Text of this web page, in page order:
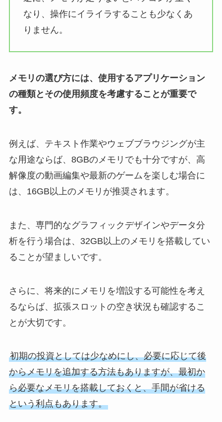
なり、操作にイライラすることも少なくあ
りません。
メモリの選び方には、使用するアプリケーション
の種類とその使用頻度を考慮することが重要で
す。
例えば、テキスト作業やウェブブラウジングが主
な用途ならば、8GBのメモリでも十分ですが、高
解像度の動画編集や最新のゲームを楽しむ場合に
は、16GB以上のメモリが推奨されます。
また、専門的なグラフィックデザインやデータ分
析を行う場合は、32GB以上のメモリを搭載してい
ることが望ましいです。
さらに、将来的にメモリを増設する可能性を考え
るならば、拡張スロットの空き状況も確認するこ
とが大切です。
初期の投資としては少なめにし、必要に応じて後
からメモリを追加する方法もありますが、最初か
ら必要なメモリを搭載しておくと、手間が省ける
という利点もあります。